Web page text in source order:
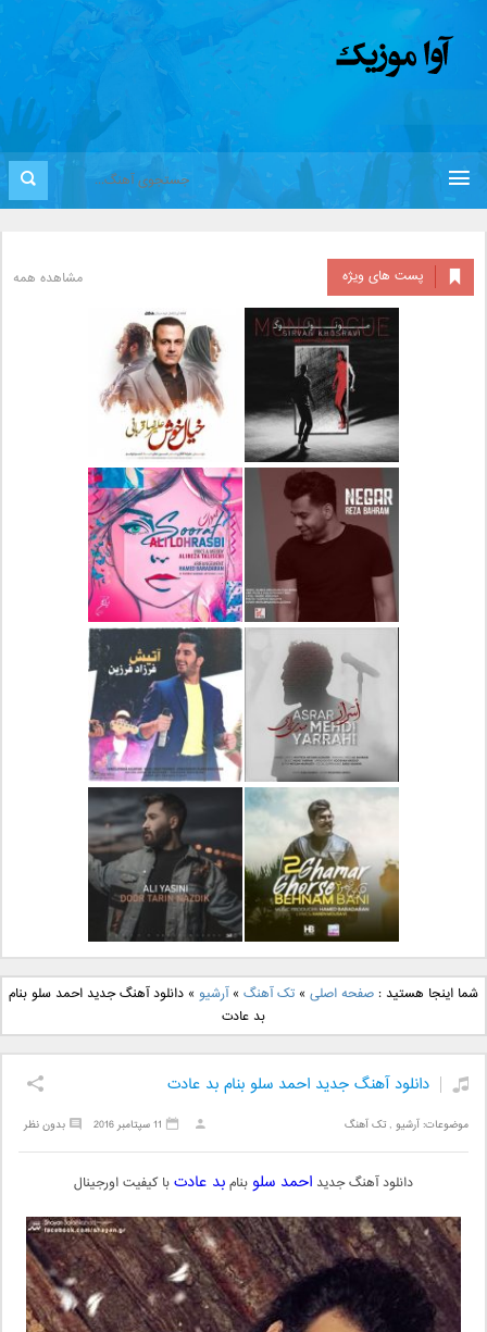
پست های ویژه مشاهده همه
دانلود آلبوم جدید سیروان
خسروی بنام مونولوگ
دانلود آهنگ جدید علیرضا
قربانی بنام خیال خوش
دانلود آهنگ جدید رضا
بهرام بنام نگار
دانلود آهنگ جدید علی
لهراسبی بنام صورت
دانلود آهنگ جدید مهدی
یراحی بنام اسرار
دانلود آهنگ جدید فرزاد
فرزین بنام آتیش
دانلود آهنگ جدید بهنام
بانی بنام قرص قمر 2
دانلود آهنگ جدید علی
یاسینی بنام دورترین نزدیک
شما اینجا هستید :صفحه اصلی »تک آهنگ »آرشیو »دانلود آهنگ جدید احمد سلو بنام
بد عادت
دانلود آهنگ جدید احمد سلو بنام بد عادت
موضوعات:آرشیو ,تک آهنگ بدون نظر 11 سپتامبر 2016
دانلود آهنگ جدید احمد سلوبنامبد عادتبا کیفیت اورجینال